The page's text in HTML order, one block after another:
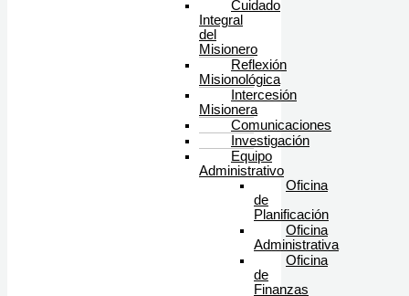
Cuidado
Integral
del
Misionero
Reflexión
Misionológica
Intercesión
Misionera
Comunicaciones
Investigación
Equipo
Administrativo
Oficina
de
Planificación
Oficina
Administrativa
Oficina
de
Finanzas